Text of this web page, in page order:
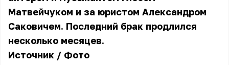
Матвейчуком и за юристом Александром
Саковичем. Последний брак продлился
несколько месяцев.
Источник / Фото